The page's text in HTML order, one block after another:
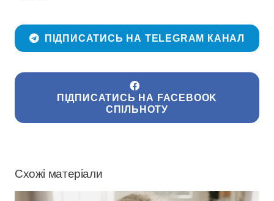
ПІДПИСАТИСЬ НА TELEGRAM КАНАЛ
ПІДПИСАТИСЬ НА FACEBOOK
СПІЛЬНОТУ
Схожі матеріали